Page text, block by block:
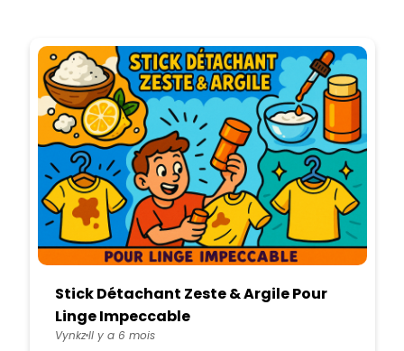
Stick Détachant Zeste & Argile Pour
Linge Impeccable
VynkzIl y a 6 mois